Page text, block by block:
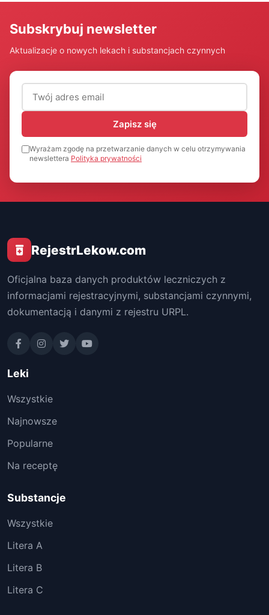
Subskrybuj newsletter
Aktualizacje o nowych lekach i substancjach czynnych
Adres email (wymagany)
Zapisz się
Wyrażam zgodę na przetwarzanie danych w celu otrzymywania
newslettera Polityka prywatności
RejestrLekow.com
Oficjalna baza danych produktów leczniczych z
informacjami rejestracyjnymi, substancjami czynnymi,
dokumentacją i danymi z rejestru URPL.
Leki
Wszystkie
Najnowsze
Popularne
Na receptę
Substancje
Wszystkie
Litera A
Litera B
Litera C